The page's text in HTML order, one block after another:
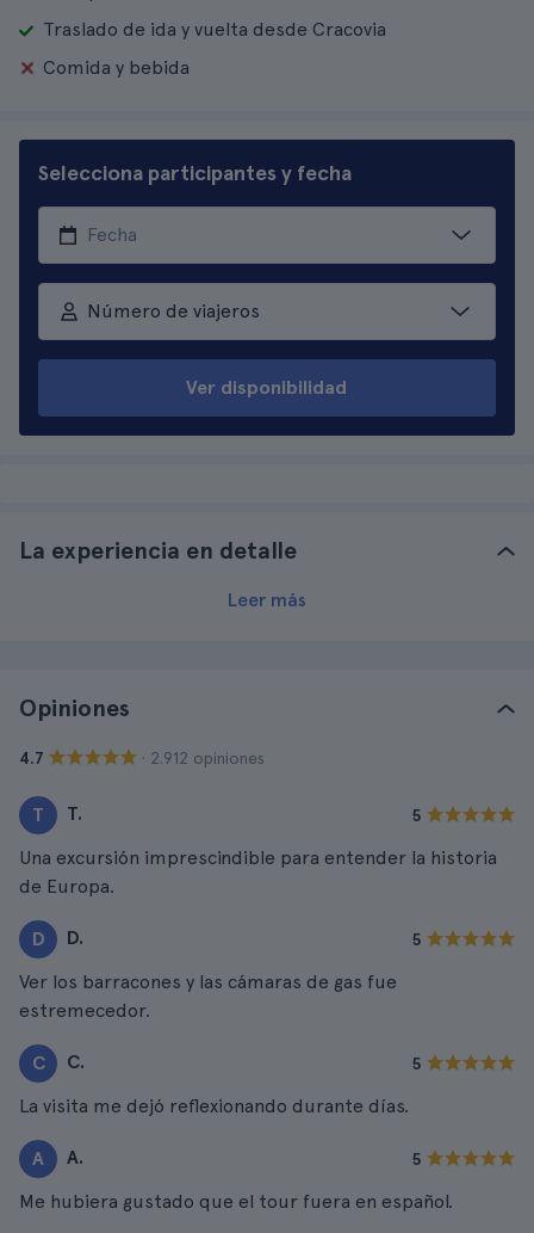
Traslado de ida y vuelta desde Cracovia
Comida y bebida
Selecciona participantes y fecha
Número de viajeros
Ver disponibilidad
La experiencia en detalle
Leer más
Opiniones
4.7 · 2.912 opiniones
T T. 5
Una excursión imprescindible para entender la historia
de Europa.
D D. 5
Ver los barracones y las cámaras de gas fue
estremecedor.
C C. 5
La visita me dejó reflexionando durante días.
A A. 5
Me hubiera gustado que el tour fuera en español.